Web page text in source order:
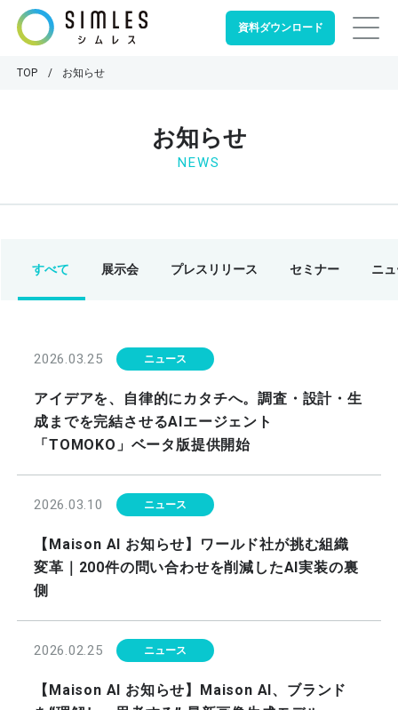
資料ダウンロード
TOP お知らせ
お知らせ
NEWS
すべて 展示会 プレスリリース セミナー ニ
2026.03.25 ニュース
アイデアを、自律的にカタチへ。調査・設計・生
成までを完結させるAIエージェント
「TOMOKO」ベータ版提供開始
2026.03.10 ニュース
【Maison AI お知らせ】ワールド社が挑む組織
変革｜200件の問い合わせを削減したAI実装の裏
側
2026.02.25 ニュース
【Maison AI お知らせ】Maison AI、ブランド